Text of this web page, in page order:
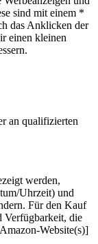
sind mit einem *
das Anklicken der
einen kleinen
an qualifizierten
werden,
Uhrzeit) und
Für den Kauf
Verfügbarkeit, die
Website(s)]